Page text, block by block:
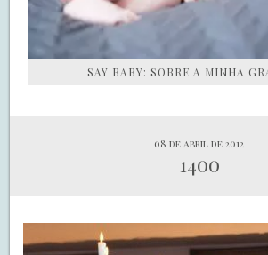
SAY BABY: SOBRE A MINHA
08 de abril de 2012
1400